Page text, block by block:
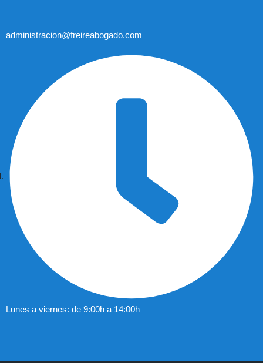
administracion@freireabogado.com
Lunes a viernes: de 9:00h a 14:00h